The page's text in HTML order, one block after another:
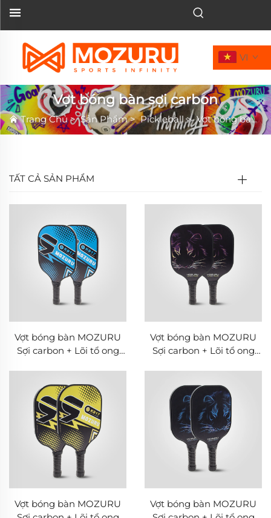
VI
Vợt bóng bàn sợi carbon
Trang Chủ>Sản Phẩm>Pickleball>Vợt bóng bàn dẹt
TẤT CẢ SẢN PHẨM
Vợt bóng bàn MOZURU
Sợi carbon + Lõi tổ ong
Vợt bóng bàn MOZURU
Sợi carbon + Lõi tổ ong
Vợt bóng bàn MOZURU
Vợt bóng bàn MOZURU